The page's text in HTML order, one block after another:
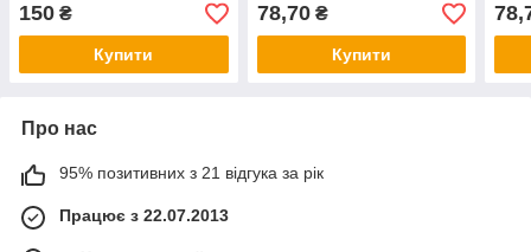
150 ₴
Купити
78,70₴
Купити
Про нас
95% позитивних з 21 відгука за рік
Працює з 22.07.2013